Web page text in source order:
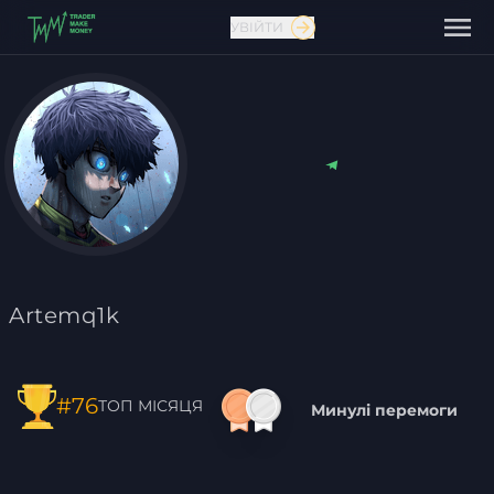
Зв'язатися з нами
УВІЙТИ
Artemq1k
#76ТОП МІСЯЦЯ Минулі перемоги